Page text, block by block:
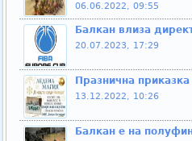
06.06.2022, 09:55
Балкан влиза
20.07.2023, 17:29
Празнична
13.12.2022, 10:26
Балкан е на